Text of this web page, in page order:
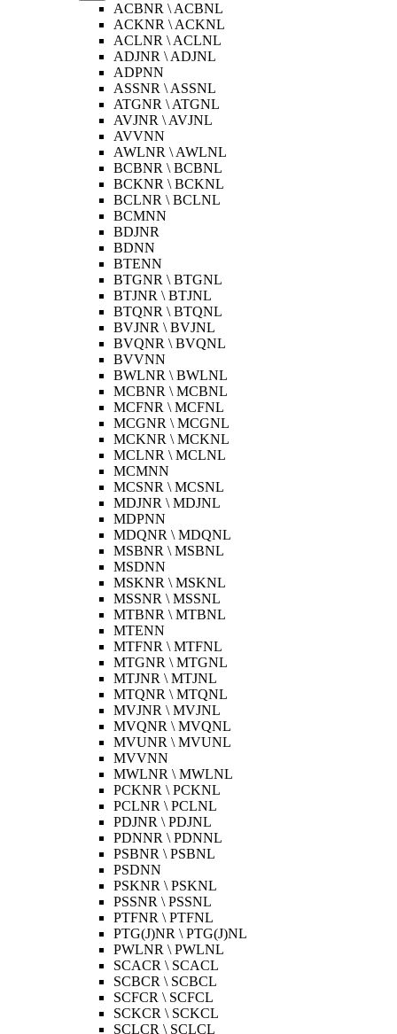
ACBNR \ ACBNL
ACKNR \ ACKNL
ACLNR \ ACLNL
ADJNR \ ADJNL
ADPNN
ASSNR \ ASSNL
ATGNR \ ATGNL
AVJNR \ AVJNL
AVVNN
AWLNR \ AWLNL
BCBNR \ BCBNL
BCKNR \ BCKNL
BCLNR \ BCLNL
BCMNN
BDJNR
BDNN
BTENN
BTGNR \ BTGNL
BTJNR \ BTJNL
BTQNR \ BTQNL
BVJNR \ BVJNL
BVQNR \ BVQNL
BVVNN
BWLNR \ BWLNL
MCBNR \ MCBNL
MCFNR \ MCFNL
MCGNR \ MCGNL
MCKNR \ MCKNL
MCLNR \ MCLNL
MCMNN
MCSNR \ MCSNL
MDJNR \ MDJNL
MDPNN
MDQNR \ MDQNL
MSBNR \ MSBNL
MSDNN
MSKNR \ MSKNL
MSSNR \ MSSNL
MTBNR \ MTBNL
MTENN
MTFNR \ MTFNL
MTGNR \ MTGNL
MTJNR \ MTJNL
MTQNR \ MTQNL
MVJNR \ MVJNL
MVQNR \ MVQNL
MVUNR \ MVUNL
MVVNN
MWLNR \ MWLNL
PCKNR \ PCKNL
PCLNR \ PCLNL
PDJNR \ PDJNL
PDNNR \ PDNNL
PSBNR \ PSBNL
PSDNN
PSKNR \ PSKNL
PSSNR \ PSSNL
PTFNR \ PTFNL
PTG(J)NR \ PTG(J)NL
PWLNR \ PWLNL
SCACR \ SCACL
SCBCR \ SCBCL
SCFCR \ SCFCL
SCKCR \ SCKCL
SCLCR \ SCLCL